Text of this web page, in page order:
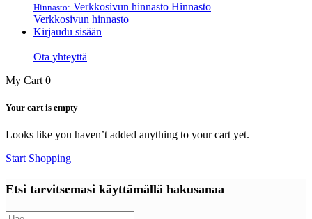
Hinnasto: Verkkosivun hinnasto Hinnasto
Verkkosivun hinnasto
Kirjaudu sisään
Ota yhteyttä
My Cart 0
Your cart is empty
Looks like you haven’t added anything to your cart yet.
Start Shopping
Etsi tarvitsemasi käyttämällä hakusanaa